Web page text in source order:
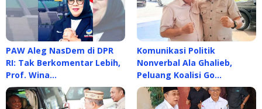
PAW Aleg NasDem di DPR
RI: Tak Berkomentar Lebih,
Prof. Wina…
Komunikasi Politik
Nonverbal Ala Ghalieb,
Peluang Koalisi Go…